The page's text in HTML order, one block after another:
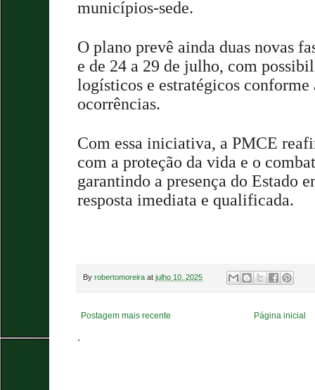
municípios-sede.
O plano prevê ainda duas novas
e de 24 a 29 de julho, com
logísticos e estratégicos conforme
ocorrências.
Com essa iniciativa, a PMCE
com a proteção da vida e o
garantindo a presença do Estado
resposta imediata e qualificada.
By robertomoreira at julho 10, 2025
Postagem mais recente Página inicial
.